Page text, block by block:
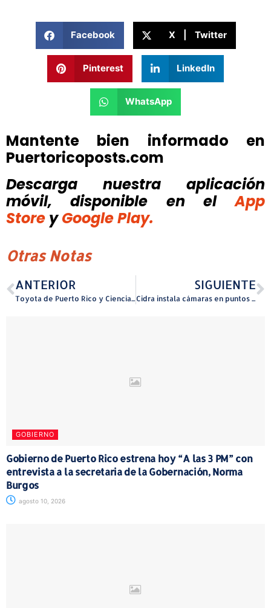
Facebook X | Twitter
Pinterest LinkedIn
WhatsApp
Mantente bien informado en
Puertoricoposts.com
Descarga nuestra aplicación
móvil, disponible
en el
App
Store y Google Play.
Otras Notas
ANTERIOR
Toyota de Puerto Rico y Ciencia Puerto Rico anuncian alianza para fortalecer la educación STEM en escuelas públicas de la Isla
SIGUIENTE
Cidra instala cámaras en puntos estratégicos y pone en marcha su Centro de Vigilancia las 24 horas
GOBIERNO
Gobierno de Puerto Rico estrena hoy “A las 3 PM” con
entrevista a la secretaria de la Gobernación, Norma
Burgos
agosto 10, 2026